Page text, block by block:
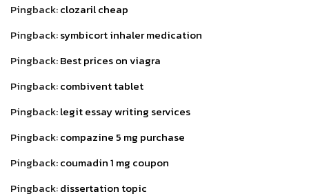
Pingback:clozaril cheap
Pingback:symbicort inhaler medication
Pingback:Best prices on viagra
Pingback:combivent tablet
Pingback:legit essay writing services
Pingback:compazine 5 mg purchase
Pingback:coumadin 1 mg coupon
Pingback:dissertation topic